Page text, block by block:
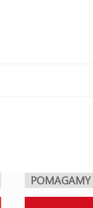
POMAGAMY